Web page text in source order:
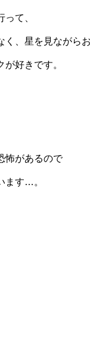
て、
く、星を見ながら
好きです。
怖があるので
ます…。